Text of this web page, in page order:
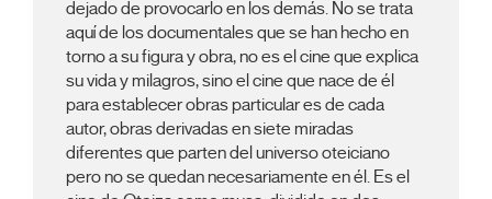
dejado de provocarlo en los demás. No se trata
aquí de los documentales que se han hecho en
torno a su figura y obra, no es el cine que explica
su vida y milagros, sino el cine que nace de él
para establecer obras particular es de cada
autor, obras derivadas en siete miradas
diferentes que parten del universo oteiciano
pero no se quedan necesariamente en él. Es el